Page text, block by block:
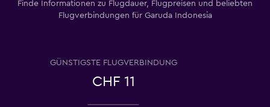
Finde Informationen zu Flugdauer, Flugpreisen und beliebten
Flugverbindungen für Garuda Indonesia
GÜNSTIGSTE FLUGVERBINDUNG
CHF 11